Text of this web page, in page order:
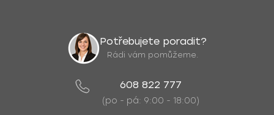
Potřebujete poradit?
Rádi vám pomůžeme.
608 822 777
(po - pá: 9:00 - 18:00)